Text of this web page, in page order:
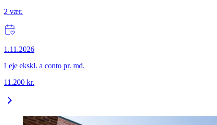
2 vær.
1.11.2026
Leje ekskl. a conto pr. md.
11.200 kr.